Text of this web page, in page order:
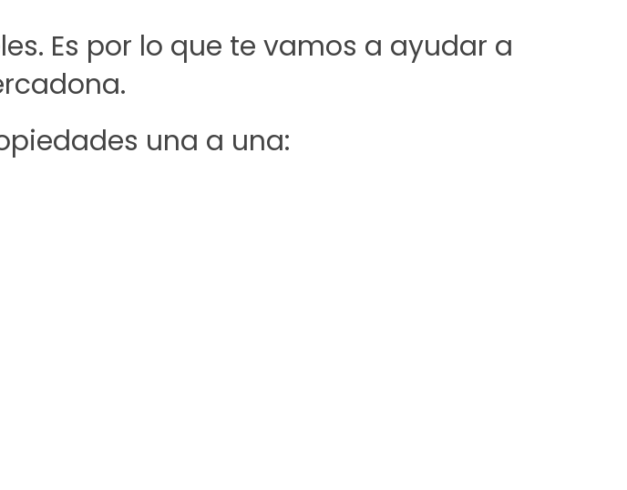
Es por lo que te vamos a ayudar a
una a una: